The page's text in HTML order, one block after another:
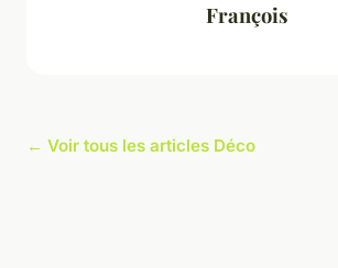
François
← Voir tous les articles Déco